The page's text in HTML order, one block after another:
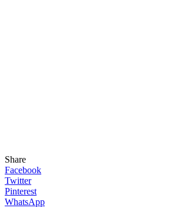
Share
Facebook
Twitter
Pinterest
WhatsApp